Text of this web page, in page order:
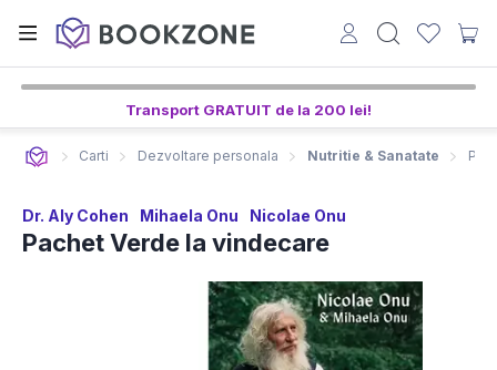
Transport GRATUIT de la 200 lei!
Carti Dezvoltare personala Nutritie & Sanatate
Dr. Aly Cohen Mihaela Onu Nicolae Onu
Pachet Verde la vindecare